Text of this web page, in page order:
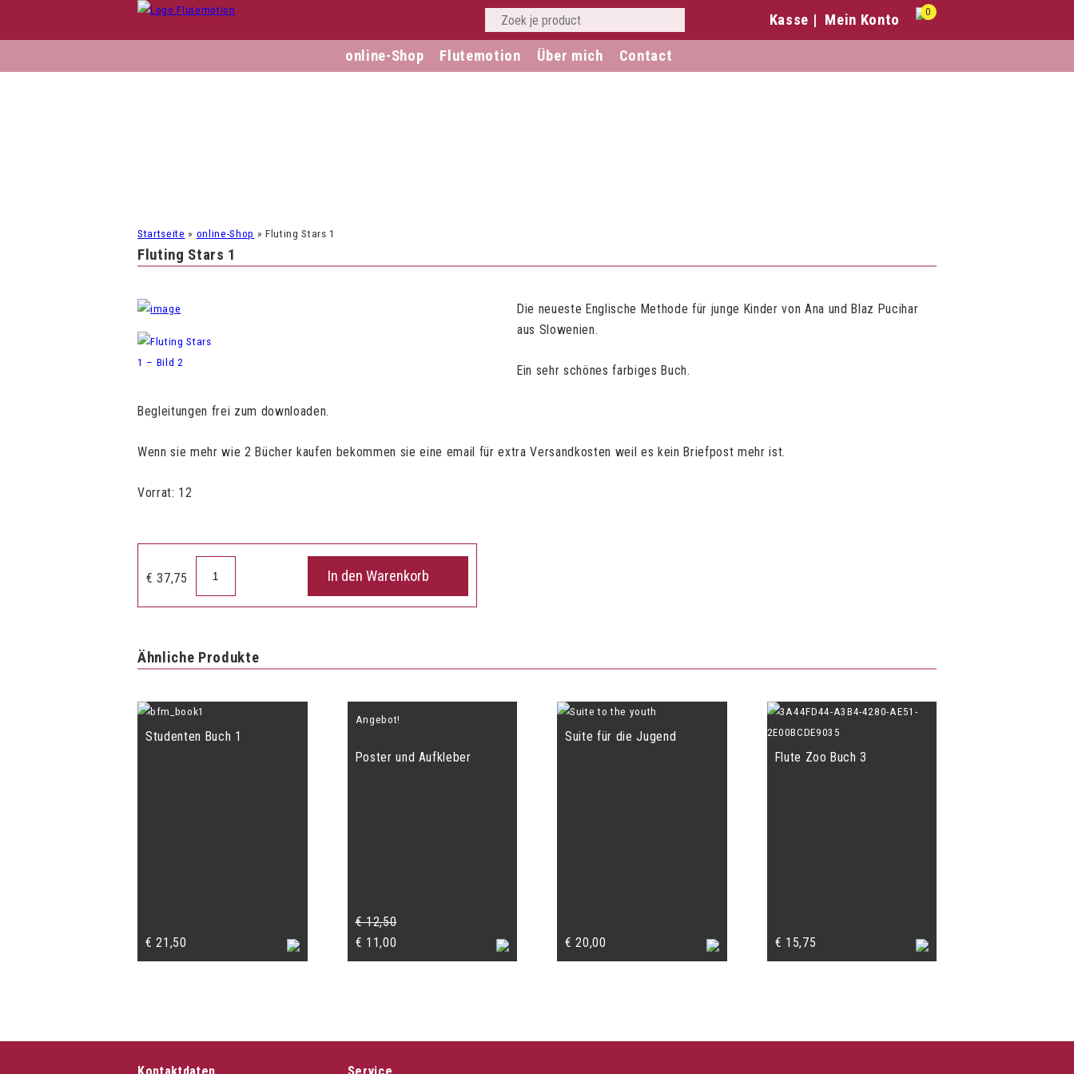
0
Kasse Mein Konto
online-Shop Flutemotion Über mich Contact
Startseite » online-Shop »Fluting Stars 1
Fluting Stars 1
Die neueste Englische Methode für junge Kinder von Ana und Blaz Pucihar
aus Slowenien.
Ein sehr schönes farbiges Buch.
Begleitungen frei zum downloaden.
Wenn sie mehr wie 2 Bücher kaufen bekommen sie eine email für extra Versandkosten weil es kein Briefpost mehr ist.
Vorrat: 12
€ 37,75
1
In den Warenkorb
Ähnliche Produkte
Studenten Buch 1
€ 21,50
Angebot!
Poster und Aufkleber
€12,50
Ursprünglicher
Preis
€ 11,00
Preis
Suite für die Jugend
€ 20,00
Flute Zoo Buch 3
€ 15,75